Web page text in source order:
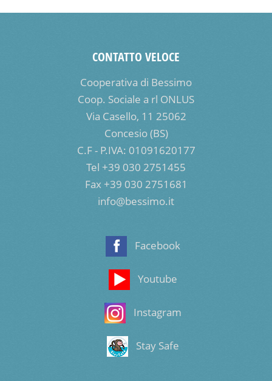
CONTATTO VELOCE
Cooperativa di Bessimo
Coop. Sociale a rl ONLUS
Via Casello, 11 25062
Concesio (BS)
C.F - P.IVA: 01091620177
Tel +39 030 2751455
Fax +39 030 2751681
info@bessimo.it
Facebook
Youtube
Instagram
Stay Safe